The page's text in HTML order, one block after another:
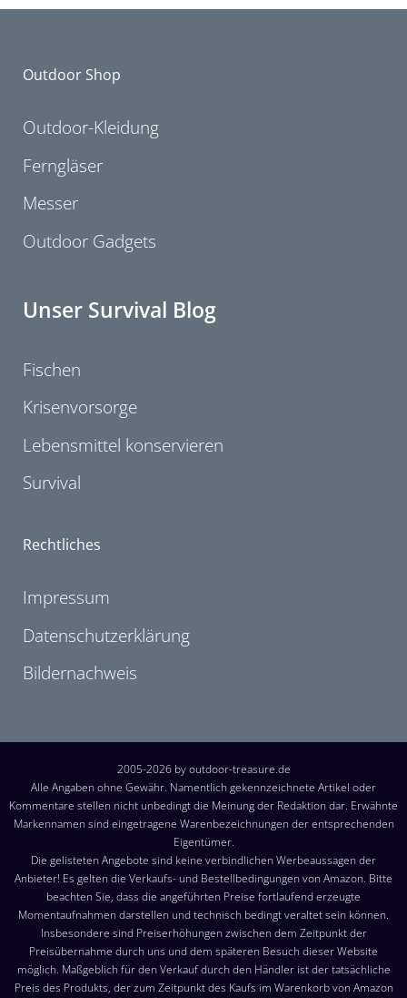
Outdoor Shop
Outdoor-Kleidung
Ferngläser
Messer
Outdoor Gadgets
Unser Survival Blog
Fischen
Krisenvorsorge
Lebensmittel konservieren
Survival
Rechtliches
Impressum
Datenschutzerklärung
Bildernachweis
2005-2026 by outdoor-treasure.de
Alle Angaben ohne Gewähr. Namentlich gekennzeichnete Artikel oder
Kommentare stellen nicht unbedingt die Meinung der Redaktion dar. Erwähnte
Markennamen sind eingetragene Warenbezeichnungen der entsprechenden
Eigentümer.
Die gelisteten Angebote sind keine verbindlichen Werbeaussagen der
Anbieter! Es gelten die Verkaufs- und Bestellbedingungen von Amazon. Bitte
beachten Sie, dass die angeführten Preise fortlaufend erzeugte
Momentaufnahmen darstellen und technisch bedingt veraltet sein können.
Insbesondere sind Preiserhöhungen zwischen dem Zeitpunkt der
Preisübernahme durch uns und dem späteren Besuch dieser Website
möglich. Maßgeblich für den Verkauf durch den Händler ist der tatsächliche
Preis des Produkts, der zum Zeitpunkt des Kaufs im Warenkorb von Amazon